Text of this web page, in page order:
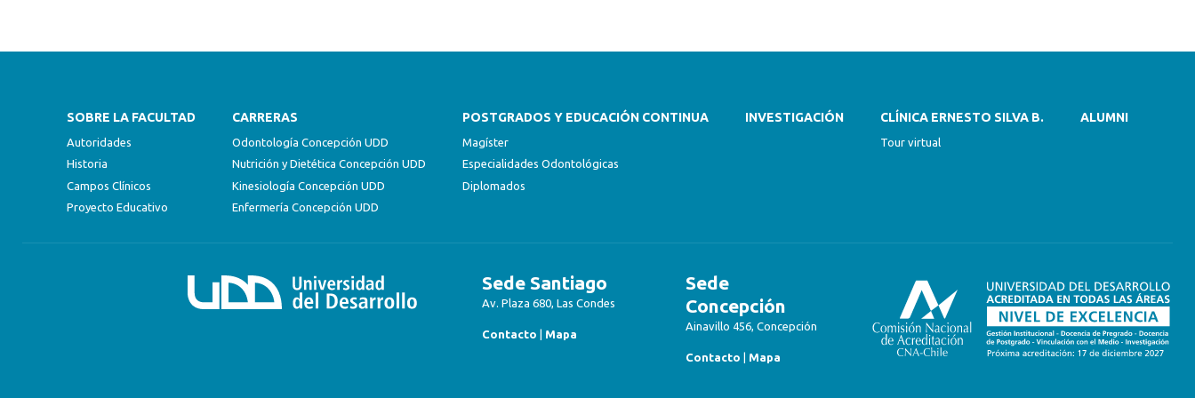
SOBRE LA FACULTAD
Autoridades
Historia
Campos Clínicos
Proyecto Educativo
CARRERAS
Odontología Concepción UDD
Nutrición y Dietética Concepción UDD
Kinesiología Concepción UDD
Enfermería Concepción UDD
POSTGRADOS Y EDUCACIÓN CONTINUA
Magíster
Especialidades Odontológicas
Diplomados
INVESTIGACIÓN CLÍNICA ERNESTO SILVA B.
Tour virtual
ALUMNI
Sede Santiago
Av. Plaza 680, Las Condes
Contacto Mapa
Sede
Concepción
Ainavillo 456, Concepción
Contacto Mapa